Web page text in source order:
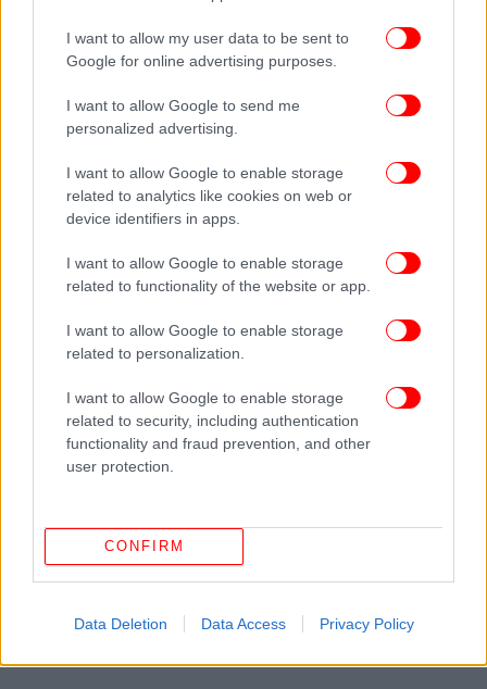
I want to allow my user data to be sent to
Google for online advertising purposes.
I want to allow Google to send me
personalized advertising.
I want to allow Google to enable storage
related to analytics like cookies on web or
device identifiers in apps.
I want to allow Google to enable storage
related to functionality of the website or app.
I want to allow Google to enable storage
related to personalization.
I want to allow Google to enable storage
related to security, including authentication
functionality and fraud prevention, and other
user protection.
CONFIRM
Data Deletion Data Access Privacy Policy
ΟΛΕΣ ΟΙ ΕΙΔΗΣΕΙΣ
Τραμπ: Ο πόλεμος με το Ιράν «έχει σχεδόν
ολοκληρωθεί» -«Ανοιχτός» στο ενδεχόμενο εξόντωσης του
γιου Χαμενεΐ, live οι εξελίξεις
Πιερρακάκης μετά το Eurogroup: Η ΕΕ μπορεί να
προετοιμασμένοι για παρατεταμένη αστάθεια
Δημοσκόπηση Opinion Poll: Στο 32,7% η ΝΔ στην
εκτίμηση ψήφου -Πώς κρίνουν οι πολίτες τις εξελίξεις στη